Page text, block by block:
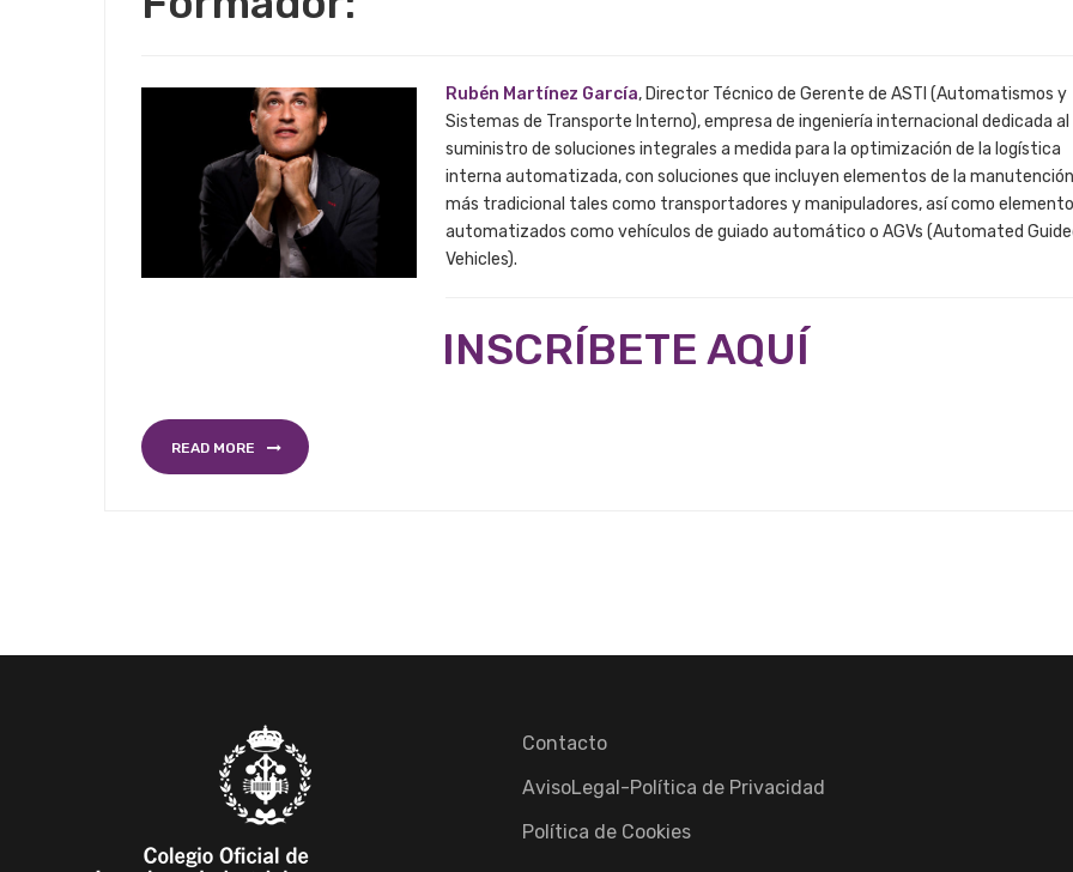
Rubén Martínez García, Director Técnico de Gerente de ASTI (Automatismos y
Sistemas de Transporte Interno), empresa de ingeniería internacional dedicada al
suministro de soluciones integrales a medida para la optimización de la logística
interna automatizada, con soluciones que incluyen elementos de la manutención
más tradicional tales como transportadores y manipuladores, así como
automatizados como vehículos de guiado automático o AGVs (Automated
Vehicles).
INSCRÍBETE AQUÍ
READ MORE
Contacto
AvisoLegal-Política de Privacidad
Política de Cookies